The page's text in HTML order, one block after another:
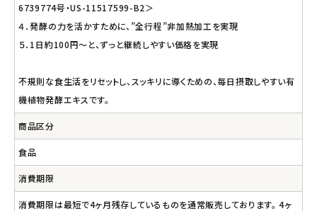
6739774号・US-11517599-B2＞
４．発酵の力を活かすために、”全行程”非加熱加工を実現
５．1日約100円～と、ずっと継続しやすい価格を実現
不規則な食生活をリセットし、スッキリに導くための、毎日摂取しやすい有
機植物発酵エキスです。
商品区分
食品
消費期限
消費期限は最短で4ヶ月残存しているものを通常販売しております。 4ヶ